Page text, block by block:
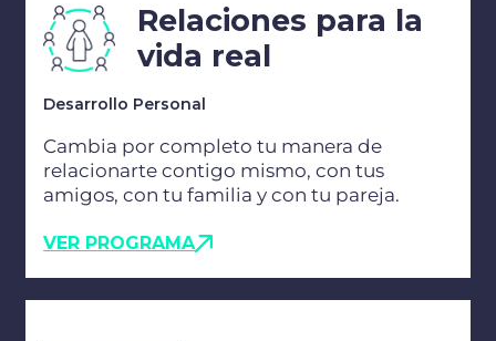
Relaciones para la
vida real
Desarrollo Personal
Cambia por completo tu manera de
relacionarte contigo mismo, con tus
amigos, con tu familia y con tu pareja.
VER PROGRAMA